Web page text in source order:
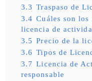
3.3 Traspaso de
3.4 Cuáles son los
licencia de
3.5 Precio de la
3.6 Tipos de
3.7 Licencia de
responsable